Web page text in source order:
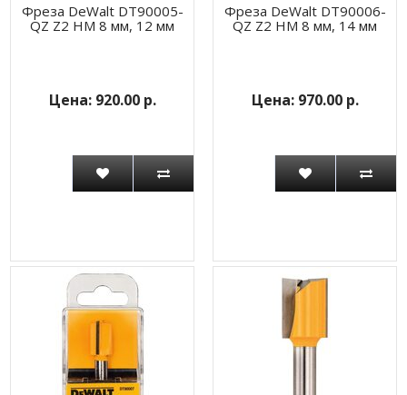
Фреза DeWalt DT90005-
QZ Z2 HM 8 мм, 12 мм
920.00 р.
Фреза DeWalt DT90006-
QZ Z2 HM 8 мм, 14 мм
970.00 р.